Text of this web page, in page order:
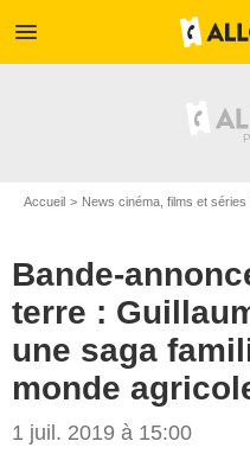
menu
Accueil News cinéma, films et séries
Bande-
terre :
une saga
monde
1 juil. 2019 à 15:00